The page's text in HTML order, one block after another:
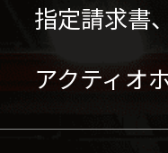
指定請求書
アクティオ